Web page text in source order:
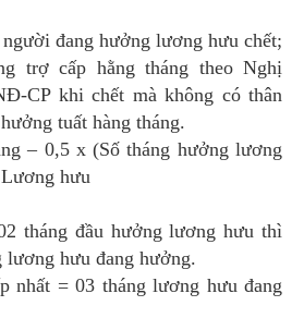
đang hưởng lương hưu chết;
trợ cấp hằng tháng theo Nghị
CP khi chết mà không có thân
tuất hàng tháng.
– 0,5 x (Số tháng hưởng lương
hưu
tháng đầu hưởng lương hưu thì
lương hưu đang hưởng.
nhất = 03 tháng lương hưu đang